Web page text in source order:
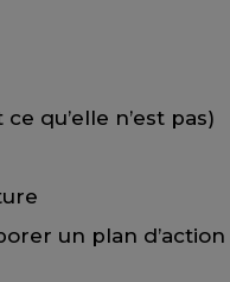
qu’elle n’est pas)
un plan d’action